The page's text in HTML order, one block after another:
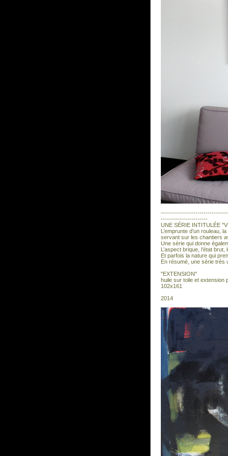
-----------------------
UNE SÉRIE INTITULÉE
L’emprunte d’un rouleau,
servant sur les chantiers
Une série qui donne
L’aspect brique, l’état
Et parfois la nature qui
En résumé, une série très
"EXTENSION"
huile sur toile et extension
102x161
2014